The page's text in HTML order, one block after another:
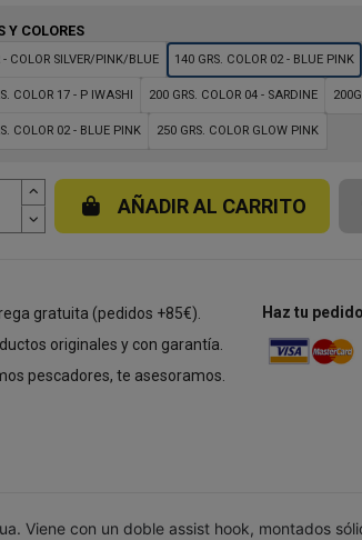
Y COLORES
- COLOR SILVER/PINK/BLUE 140 GRS. COLOR 02 - BLUE PINK
COLOR 17 - P IWASHI 200 GRS. COLOR 04 - SARDINE
COLOR 02 - BLUE PINK 250 GRS. COLOR GLOW PINK
AÑADIR AL CARRITO
gratuita (pedidos +85€).
originales y con garantía.
pescadores, te asesoramos.
Haz tu
Viene con un doble assist hook, montados